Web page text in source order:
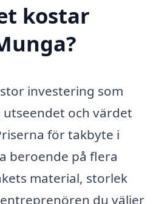
kostar
investering som
och värdet
för takbyte i
beroende på flera
material, storlek
du väljer